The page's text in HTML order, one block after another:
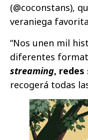
(@coconstans),
veraniega
“Nos unen mil
diferentes
streaming, redes
recogerá todas